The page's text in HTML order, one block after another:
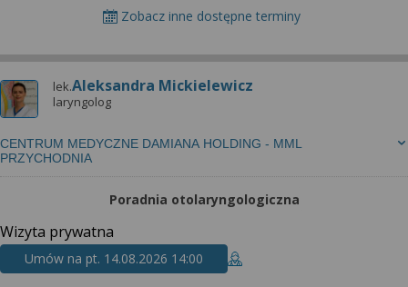
Zobacz inne dostępne terminy
lek.Aleksandra Mickielewicz
laryngolog
CENTRUM MEDYCZNE DAMIANA HOLDING - MML
PRZYCHODNIA
Poradnia otolaryngologiczna
Wizyta prywatna
Umów na pt. 14.08.2026 14:00